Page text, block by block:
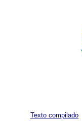
Texto compilado